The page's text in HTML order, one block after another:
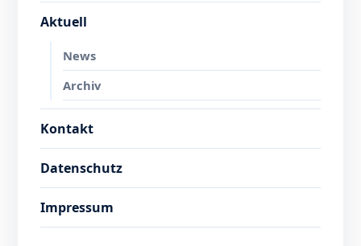
Aktuell
News
Archiv
Kontakt
Datenschutz
Impressum